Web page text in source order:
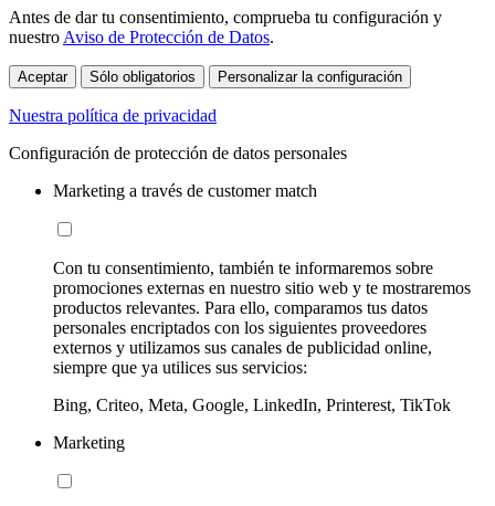
Antes de dar tu consentimiento, comprueba tu configuración y
nuestro Aviso de Protección de Datos.
Aceptar Sólo obligatorios Personalizar la configuración
Nuestra política de privacidad
Configuración de protección de datos personales
Marketing a través de customer match
Con tu consentimiento, también te informaremos sobre
promociones externas en nuestro sitio web y te mostraremos
productos relevantes. Para ello, comparamos tus datos
personales encriptados con los siguientes proveedores
externos y utilizamos sus canales de publicidad online,
siempre que ya utilices sus servicios:
Bing, Criteo, Meta, Google, LinkedIn, Printerest, TikTok
Marketing